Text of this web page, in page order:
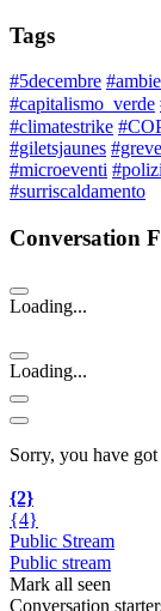
Tags
#5decembre
#capitalismo_verde
#climatestrike
#giletsjaunes
#microeventi
#surriscaldamento
Conversation
Loading...
Loading...
Sorry, you have
{2}
{4}
Public Stream
Public stream
Mark all seen
Conversation